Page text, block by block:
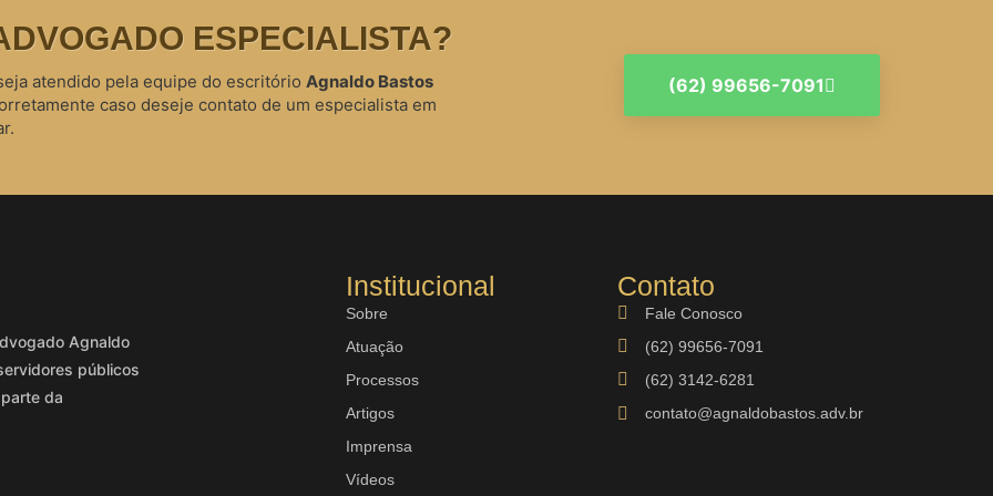
ESPECIALISTA?
atendido pela equipe do escritório Agnaldo Bastos
caso deseje contato de um especialista em
(62) 99656-7091
Agnaldo
públicos
da
Institucional
Sobre
Atuação
Processos
Artigos
Imprensa
Vídeos
Contato
Fale Conosco
(62) 99656-7091
(62) 3142-6281
contato@agnaldobastos.adv.br